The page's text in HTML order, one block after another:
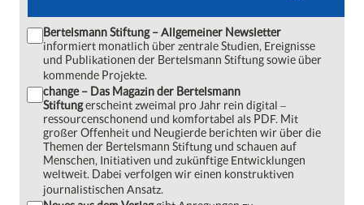
Bertelsmann Stiftung – Allgemeiner Newsletter
informiert monatlich über zentrale Studien, Ereignisse
und Publikationen der Bertelsmann Stiftung sowie über
kommende Projekte.
change – Das Magazin der Bertelsmann
Stiftungerscheint zweimal pro Jahr rein digital ‒
ressourcenschonend und komfortabel als PDF. Mit
großer Offenheit und Neugierde berichten wir über die
Themen der Bertelsmann Stiftung und schauen auf
Menschen, Initiativen und zukünftige Entwicklungen
weltweit. Dabei verfolgen wir einen konstruktiven
journalistischen Ansatz.